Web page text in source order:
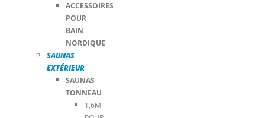
ACCESSOIRES
POUR
BAIN
NORDIQUE
SAUNAS
EXTÉRIEUR
SAUNAS
TONNEAU
1,6M